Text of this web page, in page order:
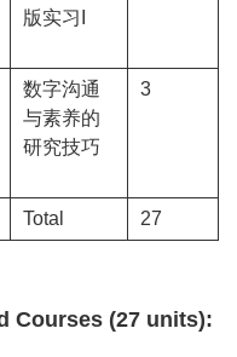
版实习I
数字沟通
与素养的
研究技巧
3
Total 27
Courses (27 units):